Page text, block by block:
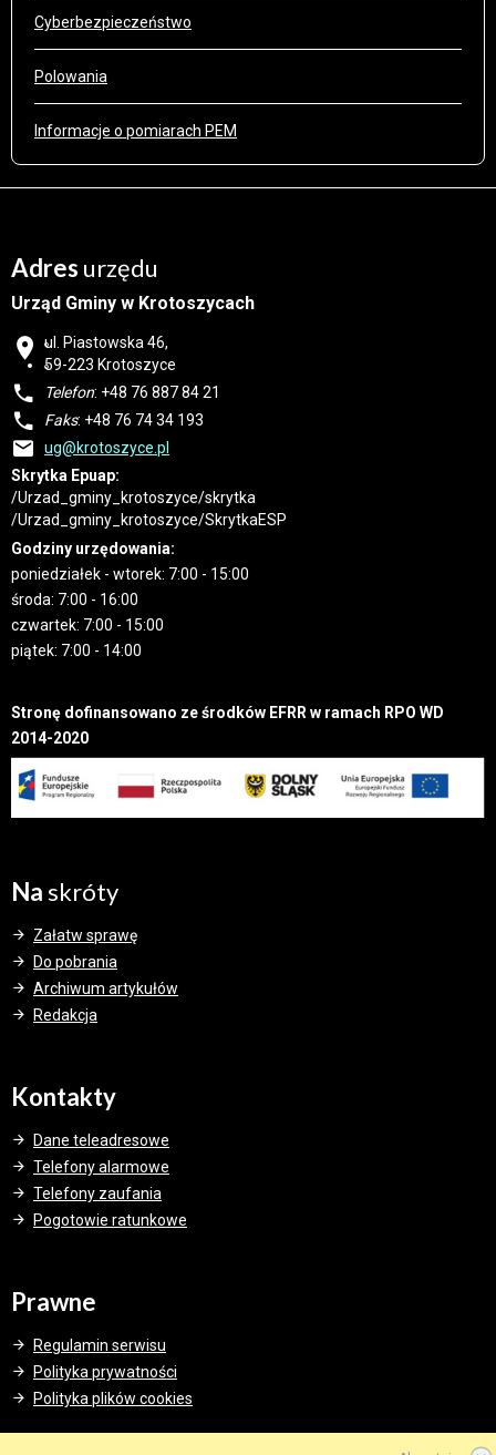
Cyberbezpieczeństwo
Polowania
Informacje o pomiarach PEM
Adres urzędu
Urząd Gminy w Krotoszycach
ul. Piastowska 46,
59-223 Krotoszyce
Telefon: +48 76 887 84 21
Faks: +48 76 74 34 193
ug@krotoszyce.pl
Skrytka Epuap:
/Urzad_gminy_krotoszyce/skrytka
/Urzad_gminy_krotoszyce/SkrytkaESP
Godziny urzędowania:
poniedziałek - wtorek: 7:00 - 15:00
środa: 7:00 - 16:00
czwartek: 7:00 - 15:00
piątek: 7:00 - 14:00
Stronę dofinansowano ze środków EFRR w ramach RPO WD
2014-2020
Naskróty
Załatw sprawę
Do pobrania
Archiwum artykułów
Redakcja
Kontakty
Dane teleadresowe
Telefony alarmowe
Telefony zaufania
Pogotowie ratunkowe
Prawne
Regulamin serwisu
Polityka prywatności
Polityka plików cookies